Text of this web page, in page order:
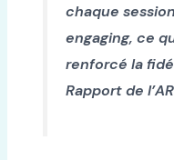
chaque
engaging, ce
renforcé la
Rapport de